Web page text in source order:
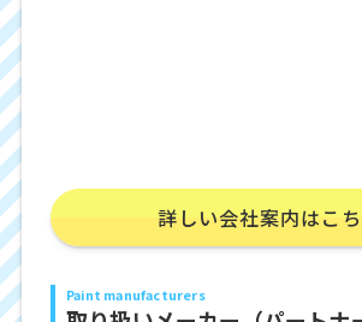
詳しい会社案内はこ
Paint manufacturers